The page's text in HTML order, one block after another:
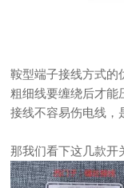
鞍型端子接线方式的
粗细线要缠绕后才能
接线不容易伤电线，
那我们看下这几款开